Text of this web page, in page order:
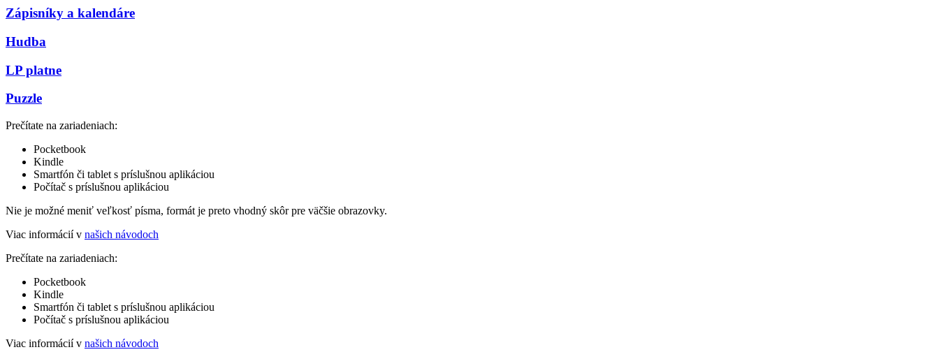
Zápisníky a kalendáre
Hudba
LP platne
Puzzle
Prečítate na zariadeniach:
Pocketbook
Kindle
Smartfón či tablet s príslušnou aplikáciou
Počítač s príslušnou aplikáciou
Nie je možné meniť veľkosť písma, formát je preto vhodný skôr pre väčšie obrazovky.
Viac informácií v našich návodoch
Prečítate na zariadeniach:
Pocketbook
Kindle
Smartfón či tablet s príslušnou aplikáciou
Počítač s príslušnou aplikáciou
Viac informácií v našich návodoch